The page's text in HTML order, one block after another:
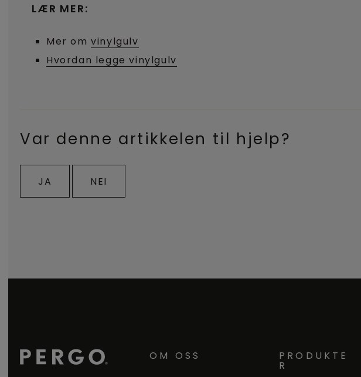
LÆR MER:
Mer omvinylgulv
Hvordan legge vinylgulv
Var denne artikkelen til hjelp?
JA NEI
OM OSS PRODUKTE
R